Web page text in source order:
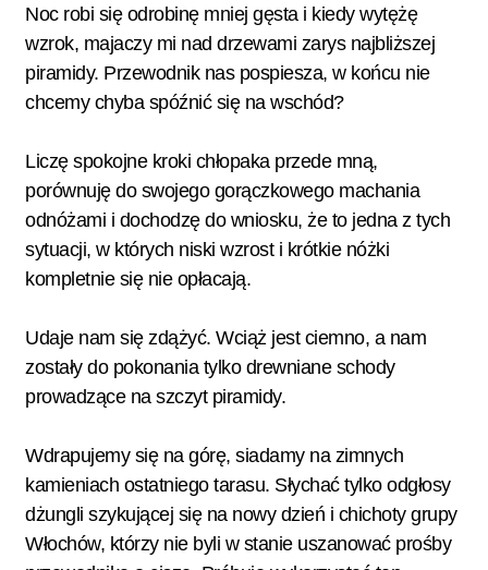
Noc robi się odrobinę mniej gęsta i kiedy wytężę
wzrok, majaczy mi nad drzewami zarys najbliższej
piramidy. Przewodnik nas pospiesza, w końcu nie
chcemy chyba spóźnić się na wschód?
Liczę spokojne kroki chłopaka przede mną,
porównuję do swojego gorączkowego machania
odnóżami i dochodzę do wniosku, że to jedna z tych
sytuacji, w których niski wzrost i krótkie nóżki
kompletnie się nie opłacają.
Udaje nam się zdążyć. Wciąż jest ciemno, a nam
zostały do pokonania tylko drewniane schody
prowadzące na szczyt piramidy.
Wdrapujemy się na górę, siadamy na zimnych
kamieniach ostatniego tarasu. Słychać tylko odgłosy
dżungli szykującej się na nowy dzień i chichoty grupy
Włochów, którzy nie byli w stanie uszanować prośby